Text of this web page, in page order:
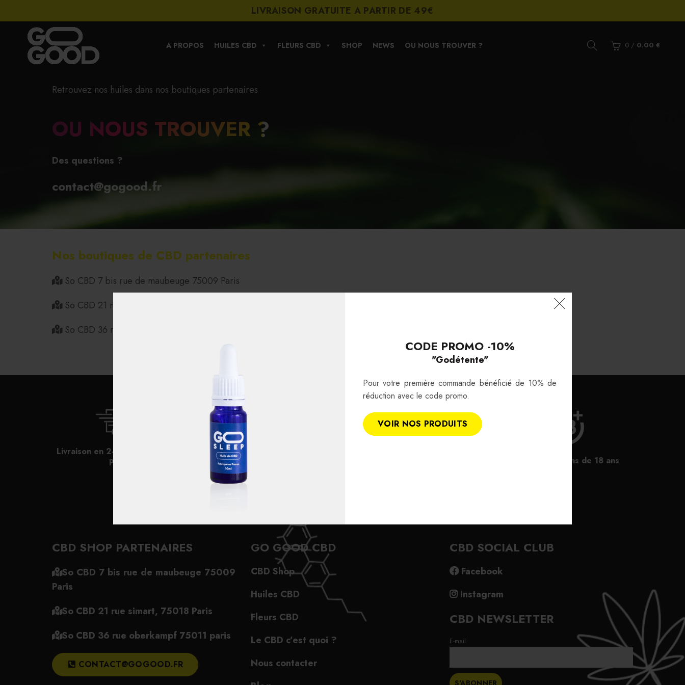
CODE PROMO -10%
"Godétente"
Pour votre première commande bénéficié de 10% de
réduction avec le code promo.
VOIR NOS PRODUITS
LIVRAISON GRATUITE A PARTIR DE 49€
A PROPOS HUILES CBD FLEURS CBD SHOP NEWS OU NOUS TROUVER ? 0 / 0.00 €
Retrouvez nos huiles dans nos boutiques partenaires
OU NOUS TROUVER ?
Des questions ?
contact@gogood.fr
Nos boutiques de CBD partenaires
So CBD 7 bis rue de maubeuge 75009 Paris
So CBD 21 rue simart, 75018 Paris
So CBD 36 rue oberkampf 75011 paris
Livraison en 24h et express sur
Paris
Paiement sécurisé Interdit au moins de 18 ans
CBD SHOP PARTENAIRES
So CBD 7 bis rue de maubeuge 75009
Paris
So CBD 21 rue simart, 75018 Paris
So CBD 36 rue oberkampf 75011 paris
CONTACT@GOGOOD.FR
GO GOOD CBD
CBD Shop
Huiles CBD
Fleurs CBD
Le CBD c’est quoi ?
Nous contacter
CBD SOCIAL CLUB
Facebook
Instagram
CBD NEWSLETTER
E-mail